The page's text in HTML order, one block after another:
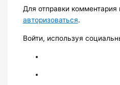
Для отправки
авторизоваться.
Войти, используя